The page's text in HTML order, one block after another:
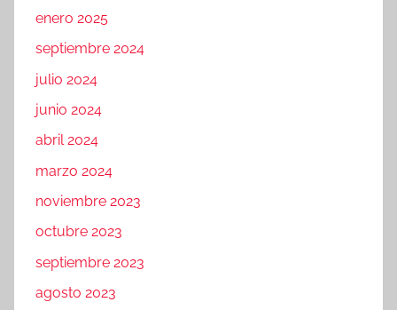
enero 2025
septiembre 2024
julio 2024
junio 2024
abril 2024
marzo 2024
noviembre 2023
octubre 2023
septiembre 2023
agosto 2023